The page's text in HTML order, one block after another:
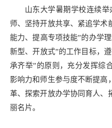
山东大学暑期学校连续
师、坚持开放共享、紧追学术
能力、提高专项技能”的办学
新型、开放式”的工作目标，
承齐举”的原则，充分发挥综
影响力和师生参与度不断提高
革、探索开放办学协同育人、
丽名片。